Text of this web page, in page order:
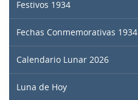
Festivos 1934
Fechas Conmemorativas 1934
Calendario Lunar 2026
Luna de Hoy